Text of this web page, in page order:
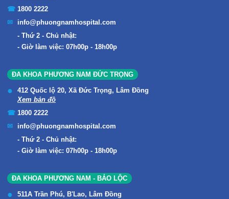
1800 2222
info@phuongnamhospital.com
Thứ 2 - Chủ nhật:
Giờ làm việc: 07h00p - 18h00p
ĐA KHOA PHƯƠNG NAM ĐỨC TRỌNG
412 Quốc lộ 20, Xã Đức Trọng, Lâm Đồng
Xem bản đồ
1800 2222
info@phuongnamhospital.com
Thứ 2 - Chủ nhật:
Giờ làm việc: 07h00p - 18h00p
ĐA KHOA PHƯƠNG NAM - BẢO LỘC
511A Trần Phú, B'Lao, Lâm Đồng